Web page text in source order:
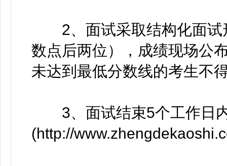
2、面试采取结构化面试
数点后两位），成绩现场公
未达到最低分数线的考生不
3、面试结束5个工作日内
(http://